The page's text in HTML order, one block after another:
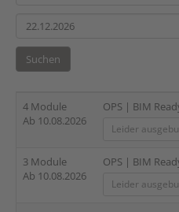
Suchen
4 Module
Ab 10.08.2026
OPS | BIM
Leider
3 Module
Ab 10.08.2026
OPS | BIM
Leider